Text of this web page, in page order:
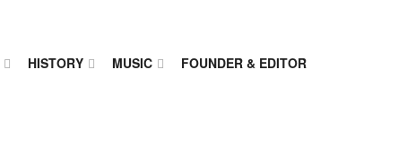
HISTORY MUSIC FOUNDER & EDITOR